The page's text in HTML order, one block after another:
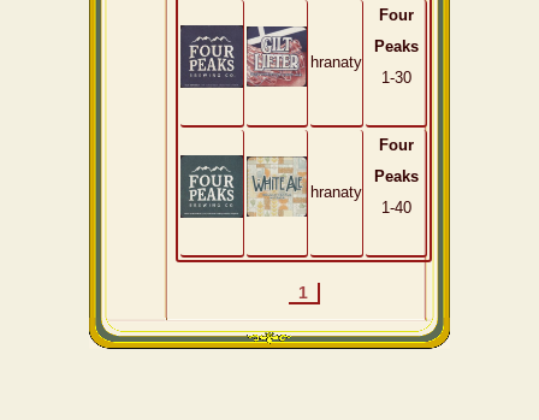
hranaty
Four
Peaks
1-30
hranaty
Four
Peaks
1-40
1